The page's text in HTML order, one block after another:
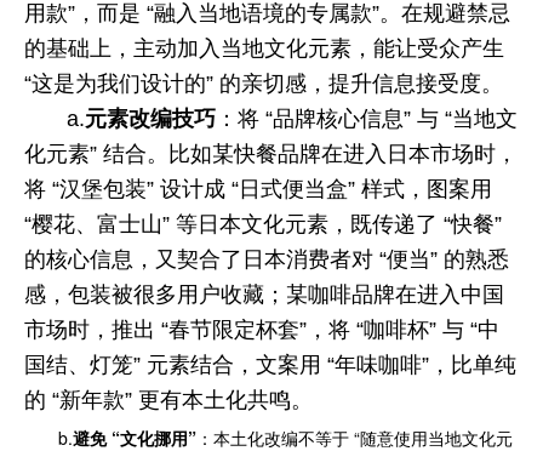
用款”，而是 “融入当地语境的专属款”。在规避禁忌
的基础上，主动加入当地文化元素，能让受众产生
“这是为我们设计的” 的亲切感，提升信息接受度。
a.元素改编技巧 ：将 “品牌核心信息” 与 “当地文
化元素” 结合。比如某快餐品牌在进入日本市场时，
将 “汉堡包装” 设计成 “日式便当盒” 样式，图案用
“樱花、富士山” 等日本文化元素，既传递了 “快餐”
的核心信息，又契合了日本消费者对 “便当” 的熟悉
感，包装被很多用户收藏；某咖啡品牌在进入中国
市场时，推出 “春节限定杯套”，将 “咖啡杯” 与 “中
国结、灯笼” 元素结合，文案用 “年味咖啡”，比单纯
的 “新年款” 更有本土化共鸣。
b.避免 “文化挪用” ：本土化改编不等于 “随意使用当地文化元